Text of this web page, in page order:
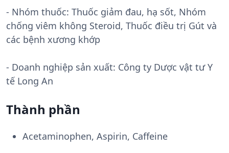
- Nhóm thuốc: Thuốc giảm đau, hạ sốt, Nhóm
chống viêm không Steroid, Thuốc điều trị Gút và
các bệnh xương khớp
- Doanh nghiệp sản xuất: Công ty Dược vật tư Y
tế Long An
Thành phần
Acetaminophen, Aspirin, Caffeine